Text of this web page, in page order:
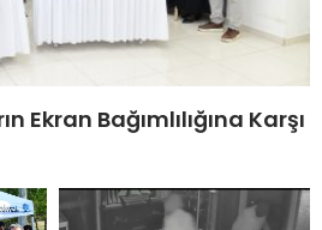
Ekran Bağımlılığına Karşı